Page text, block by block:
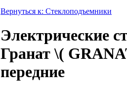
Вернуться к: Стеклоподъемники
Электрические
Гранат \(
передние